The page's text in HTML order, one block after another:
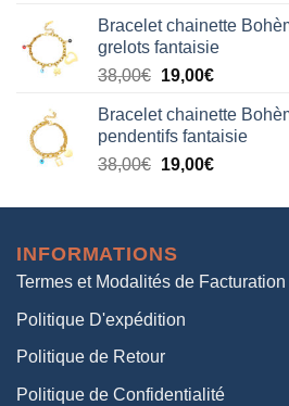
initial
était :
38,00€.
actuel
est :
19,00€.
Bracelet chainette
grelots fantaisie
38,00€ Le
initial
était :
38,00€.
19,00€Le
actuel
est :
19,00€.
Bracelet chainette
pendentifs fantaisie
38,00€ Le
initial
38,00€.
19,00€Le
actuel
INFORMATIONS
Termes et Modalités de Facturation
Politique D'expédition
Politique de Retour
Politique de Confidentialité